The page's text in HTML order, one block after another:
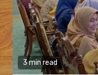
3 min read